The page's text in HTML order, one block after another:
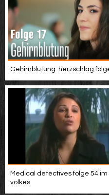
Gehirnblutung-herzschlag
Medical detectives folge 54
volkes